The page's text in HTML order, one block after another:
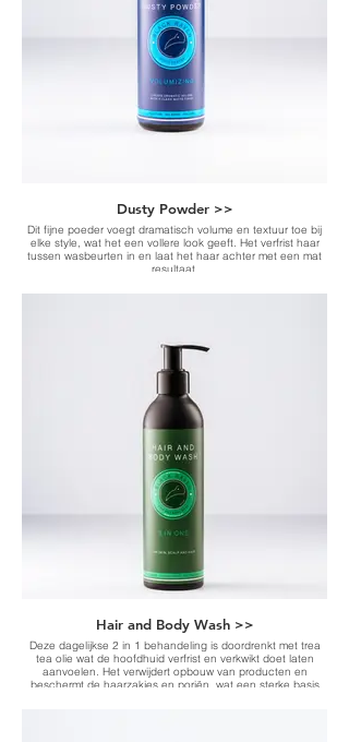
Dusty Powder >>
Dit fijne poeder voegt dramatisch volume en textuur toe bij
elke style, wat het een vollere look geeft. Het verfrist haar
tussen wasbeurten in en laat het haar achter met een mat
resultaat.
-Fine powder that adds volume and texture-
Hair and Body Wash >>
Deze dagelijkse 2 in 1 behandeling is doordrenkt met trea
tea olie wat de hoofdhuid verfrist en verkwikt doet laten
aanvoelen. Het verwijdert opbouw van producten en
beschermt de haarzakjes en poriën, wat een sterke basis